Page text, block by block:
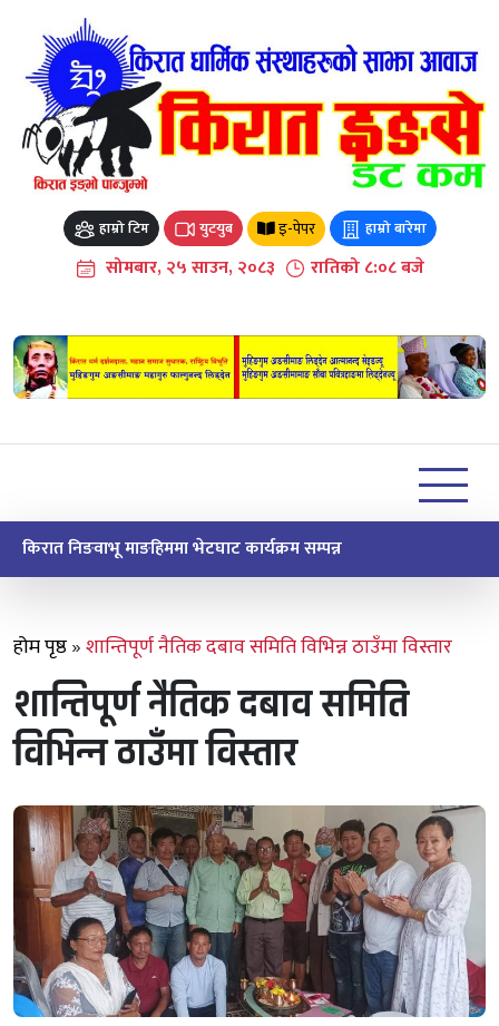
content
हाम्रो टिम युटयुब इ-पेपर हाम्रो बारेमा
सोमबार, २५ साउन, २०८३ रातिको ८:०८ बजे
होम पृष्ठ»शान्तिपूर्ण नैतिक दबाव समिति विभिन्न ठाउँमा विस्तार
शान्तिपूर्ण नैतिक दबाव समिति
विभिन्न ठाउँमा विस्तार